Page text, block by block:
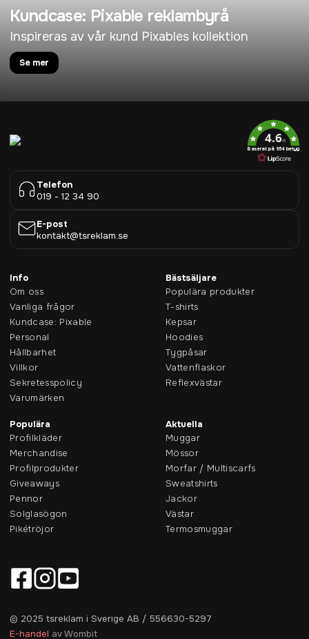
Kundcase: Pixable reklambyrå
Inspireras av vår kund Pixables kollektion
Se mer
4.6/5
Baserat på 954 betyg
Telefon
019 - 12 34 90
E-post
kontakt@tsreklam.se
Info
Om oss
Vanliga frågor
Kundcase: Pixable
Personal
Hållbarhet
Villkor
Sekretesspolicy
Varumärken
Bästsäljare
Populära produkter
T-shirts
Kepsar
Hoodies
Tygpåsar
Vattenflaskor
Reflexvästar
Populära
Profilkläder
Merchandise
Profilprodukter
Giveaways
Pennor
Solglasögon
Pikétröjor
Aktuella
Muggar
Mössor
Morfar / Multiscarfs
Sweatshirts
Jackor
Västar
Termosmuggar
© 2025 tsreklam i Sverige AB / 556630-5297
E-handel av Wombit